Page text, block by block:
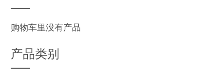
购物车里没有产品
产品类别